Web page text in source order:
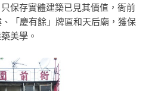
保存實體建築已見其價值，衙前
「慶有餘」牌匾和天后廟，獲保
美學。